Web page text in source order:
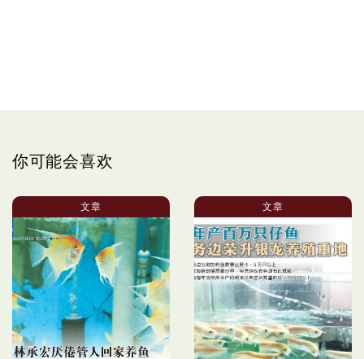
你可能会喜欢
文章 文章